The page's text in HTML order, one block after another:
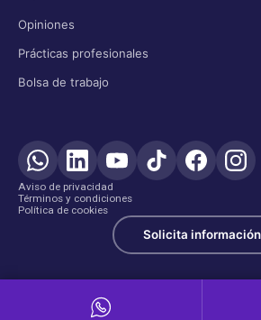
Opiniones
Prácticas profesionales
Bolsa de trabajo
Aviso de privacidad
Términos y condiciones
Política de cookies
Solicita información